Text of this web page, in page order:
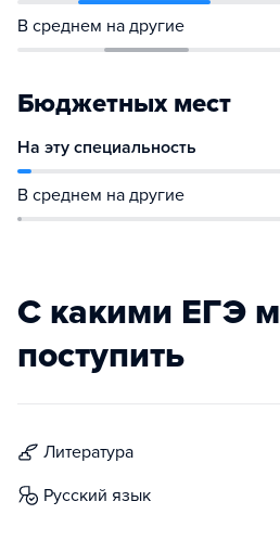
В среднем на другие
Бюджетных мест
На эту специальность
В среднем на другие
С какими ЕГЭ
поступить
литература
русский язык